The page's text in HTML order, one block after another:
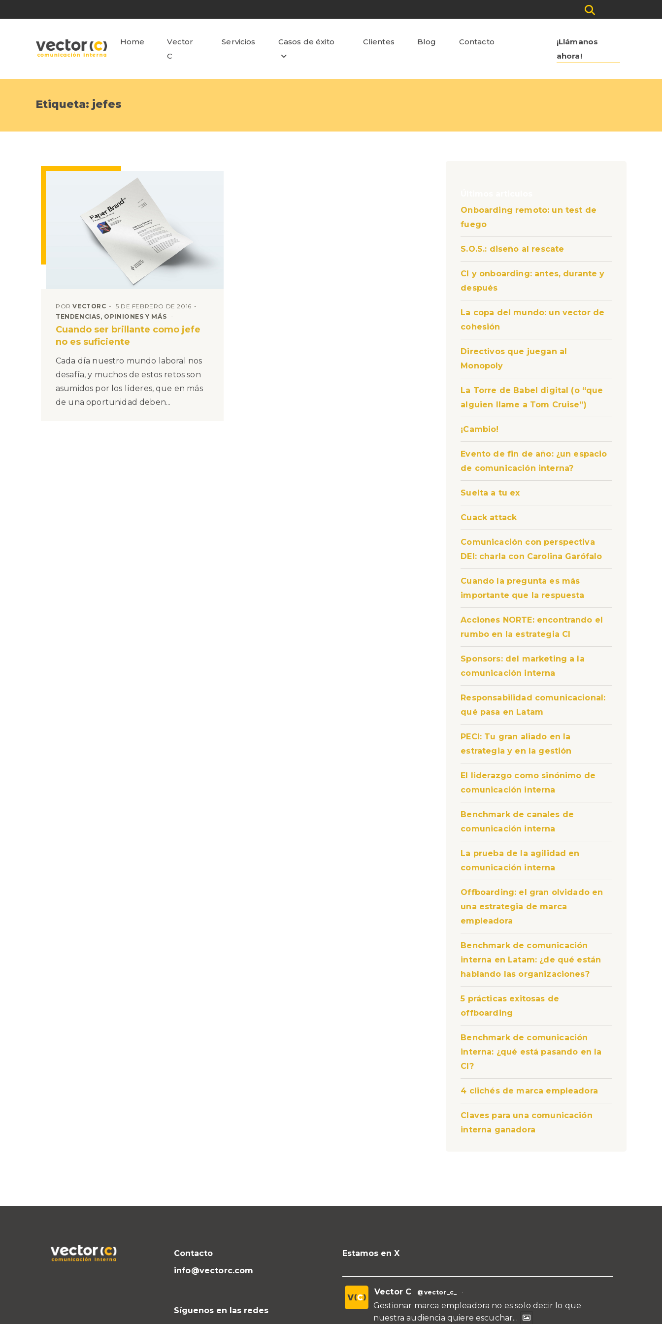
Home
Vector
C
Servicios Casos de éxito Clientes Blog Contacto
¡Llámanos
ahora!
Etiqueta: jefes
PORVECTORC
5 DE FEBRERO DE 2016
TENDENCIAS, OPINIONES Y MÁS
Cuando ser brillante como jefe
no es suficiente
Cada día nuestro mundo laboral nos
desafía, y muchos de estos retos son
asumidos por los líderes, que en más
de una oportunidad deben...
Onboarding remoto: un test de
fuego
S.O.S.: diseño al rescate
CI y onboarding: antes, durante y
después
La copa del mundo: un vector de
cohesión
Directivos que juegan al
Monopoly
La Torre de Babel digital (o “que
alguien llame a Tom Cruise”)
¡Cambio!
Evento de fin de año: ¿un espacio
de comunicación interna?
Suelta a tu ex
Cuack attack
Comunicación con perspectiva
DEI: charla con Carolina Garófalo
Cuando la pregunta es más
importante que la respuesta
Acciones NORTE: encontrando el
rumbo en la estrategia CI
Sponsors: del marketing a la
comunicación interna
Responsabilidad comunicacional:
qué pasa en Latam
PECI: Tu gran aliado en la
estrategia y en la gestión
El liderazgo como sinónimo de
comunicación interna
Benchmark de canales de
comunicación interna
La prueba de la agilidad en
comunicación interna
Offboarding: el gran olvidado en
una estrategia de marca
empleadora
Benchmark de comunicación
interna en Latam: ¿de qué están
hablando las organizaciones?
5 prácticas exitosas de
offboarding
Benchmark de comunicación
interna: ¿qué está pasando en la
CI?
4 clichés de marca empleadora
Claves para una comunicación
interna ganadora
Contacto
info@vectorc.com
Síguenos en las redes
Estamos en X
Vector C @vector_c_ ·
Gestionar marca empleadora no es solo decir lo que
nuestra audiencia quiere escuchar...